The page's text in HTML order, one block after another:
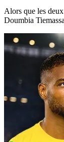
Alors que les
Doumbia